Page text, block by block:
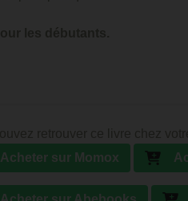
Acheter sur Momox